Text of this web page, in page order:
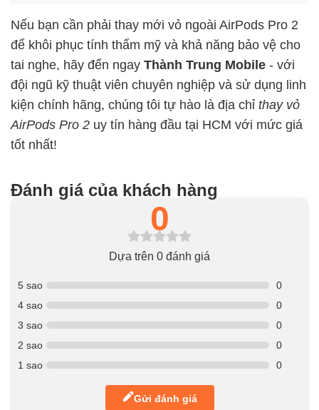
Nếu bạn cần phải thay mới vỏ ngoài AirPods Pro 2
để khôi phục tính thẩm mỹ và khả năng bảo vệ cho
tai nghe, hãy đến ngay Thành Trung Mobile - với
đội ngũ kỹ thuật viên chuyên nghiệp và sử dụng linh
kiện chính hãng, chúng tôi tự hào là địa chỉ thay vỏ
AirPods Pro 2 uy tín hàng đầu tại HCM với mức giá
tốt nhất!
Đánh giá của khách hàng
0
Dựa trên 0 đánh giá
5 sao
0
4 sao
0
3 sao
0
2 sao
0
1 sao
0
Gửi đánh giá